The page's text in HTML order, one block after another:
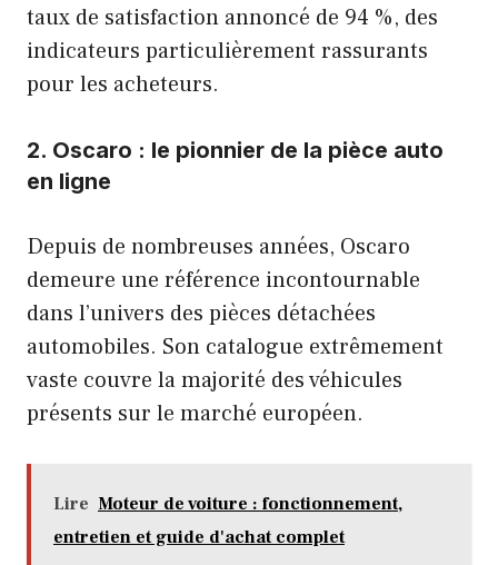
taux de satisfaction annoncé de 94 %, des
indicateurs particulièrement rassurants
pour les acheteurs.
2. Oscaro : le pionnier de la pièce auto
en ligne
Depuis de nombreuses années, Oscaro
demeure une référence incontournable
dans l’univers des pièces détachées
automobiles. Son catalogue extrêmement
vaste couvre la majorité des véhicules
présents sur le marché européen.
Lire Moteur de voiture : fonctionnement,
entretien et guide d'achat complet